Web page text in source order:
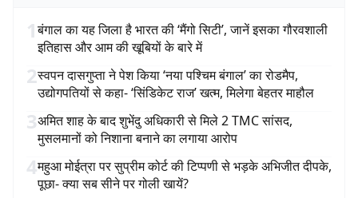
1बंगाल का यह जिला है भारत की ‘मैंगो सिटी’, जानें इसका गौरवशाली
इतिहास और आम की खूबियों के बारे में
2स्वपन दासगुप्ता ने पेश किया ‘नया पश्चिम बंगाल’ का रोडमैप,
उद्योगपतियों से कहा- ‘सिंडिकेट राज’ खत्म, मिलेगा बेहतर माहौल
3अमित शाह के बाद शुभेंदु अधिकारी से मिले 2 TMC सांसद,
मुसलमानों को निशाना बनाने का लगाया आरोप
4महुआ मोईत्रा पर सुप्रीम कोर्ट की टिप्पणी से भड़के अभिजीत दीपके,
पूछा- क्या सब सीने पर गोली खायें?